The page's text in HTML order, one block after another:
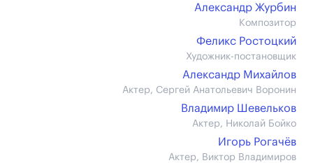
Александр Журбин
Композитор
Феликс Ростоцкий
Художник-постановщик
Александр Михайлов
Актер, Сергей Анатольевич Воронин
Владимир Шевельков
Актер, Николай Бойко
Игорь Рогачёв
Актер, Виктор Владимиров